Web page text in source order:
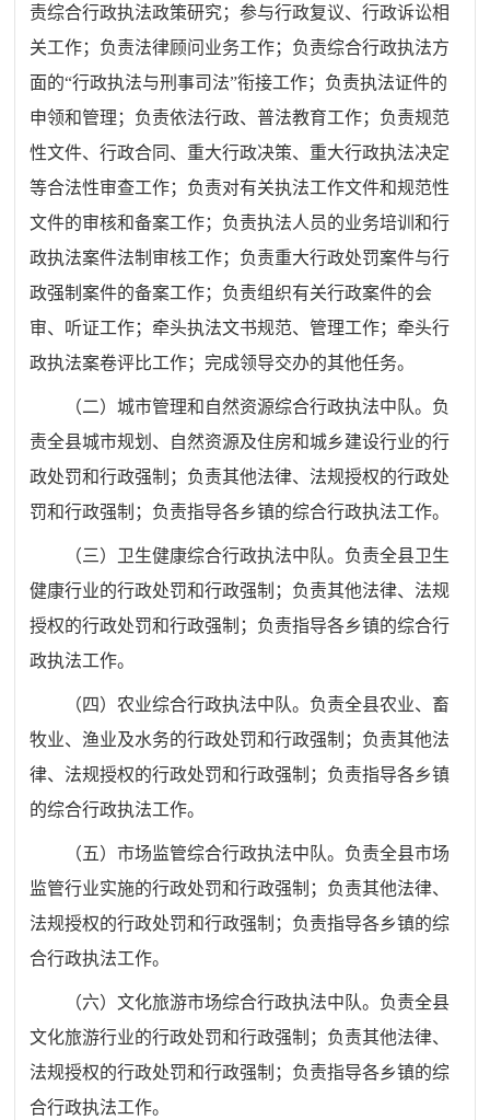
责综合行政执法政策研究；参与行政复议、行政诉讼相
关工作；负责法律顾问业务工作；负责综合行政执法方
面的“行政执法与刑事司法”衔接工作；负责执法证件的
申领和管理；负责依法行政、普法教育工作；负责规范
性文件、行政合同、重大行政决策、重大行政执法决定
等合法性审查工作；负责对有关执法工作文件和规范性
文件的审核和备案工作；负责执法人员的业务培训和行
政执法案件法制审核工作；负责重大行政处罚案件与行
政强制案件的备案工作；负责组织有关行政案件的会
审、听证工作；牵头执法文书规范、管理工作；牵头行
政执法案卷评比工作；完成领导交办的其他任务。
（二）城市管理和自然资源综合行政执法中队。负
责全县城市规划、自然资源及住房和城乡建设行业的行
政处罚和行政强制；负责其他法律、法规授权的行政处
罚和行政强制；负责指导各乡镇的综合行政执法工作。
（三）卫生健康综合行政执法中队。负责全县卫生
健康行业的行政处罚和行政强制；负责其他法律、法规
授权的行政处罚和行政强制；负责指导各乡镇的综合行
政执法工作。
（四）农业综合行政执法中队。负责全县农业、畜
牧业、渔业及水务的行政处罚和行政强制；负责其他法
律、法规授权的行政处罚和行政强制；负责指导各乡镇
的综合行政执法工作。
（五）市场监管综合行政执法中队。负责全县市场
监管行业实施的行政处罚和行政强制；负责其他法律、
法规授权的行政处罚和行政强制；负责指导各乡镇的综
合行政执法工作。
（六）文化旅游市场综合行政执法中队。负责全县
文化旅游行业的行政处罚和行政强制；负责其他法律、
法规授权的行政处罚和行政强制；负责指导各乡镇的综
合行政执法工作。